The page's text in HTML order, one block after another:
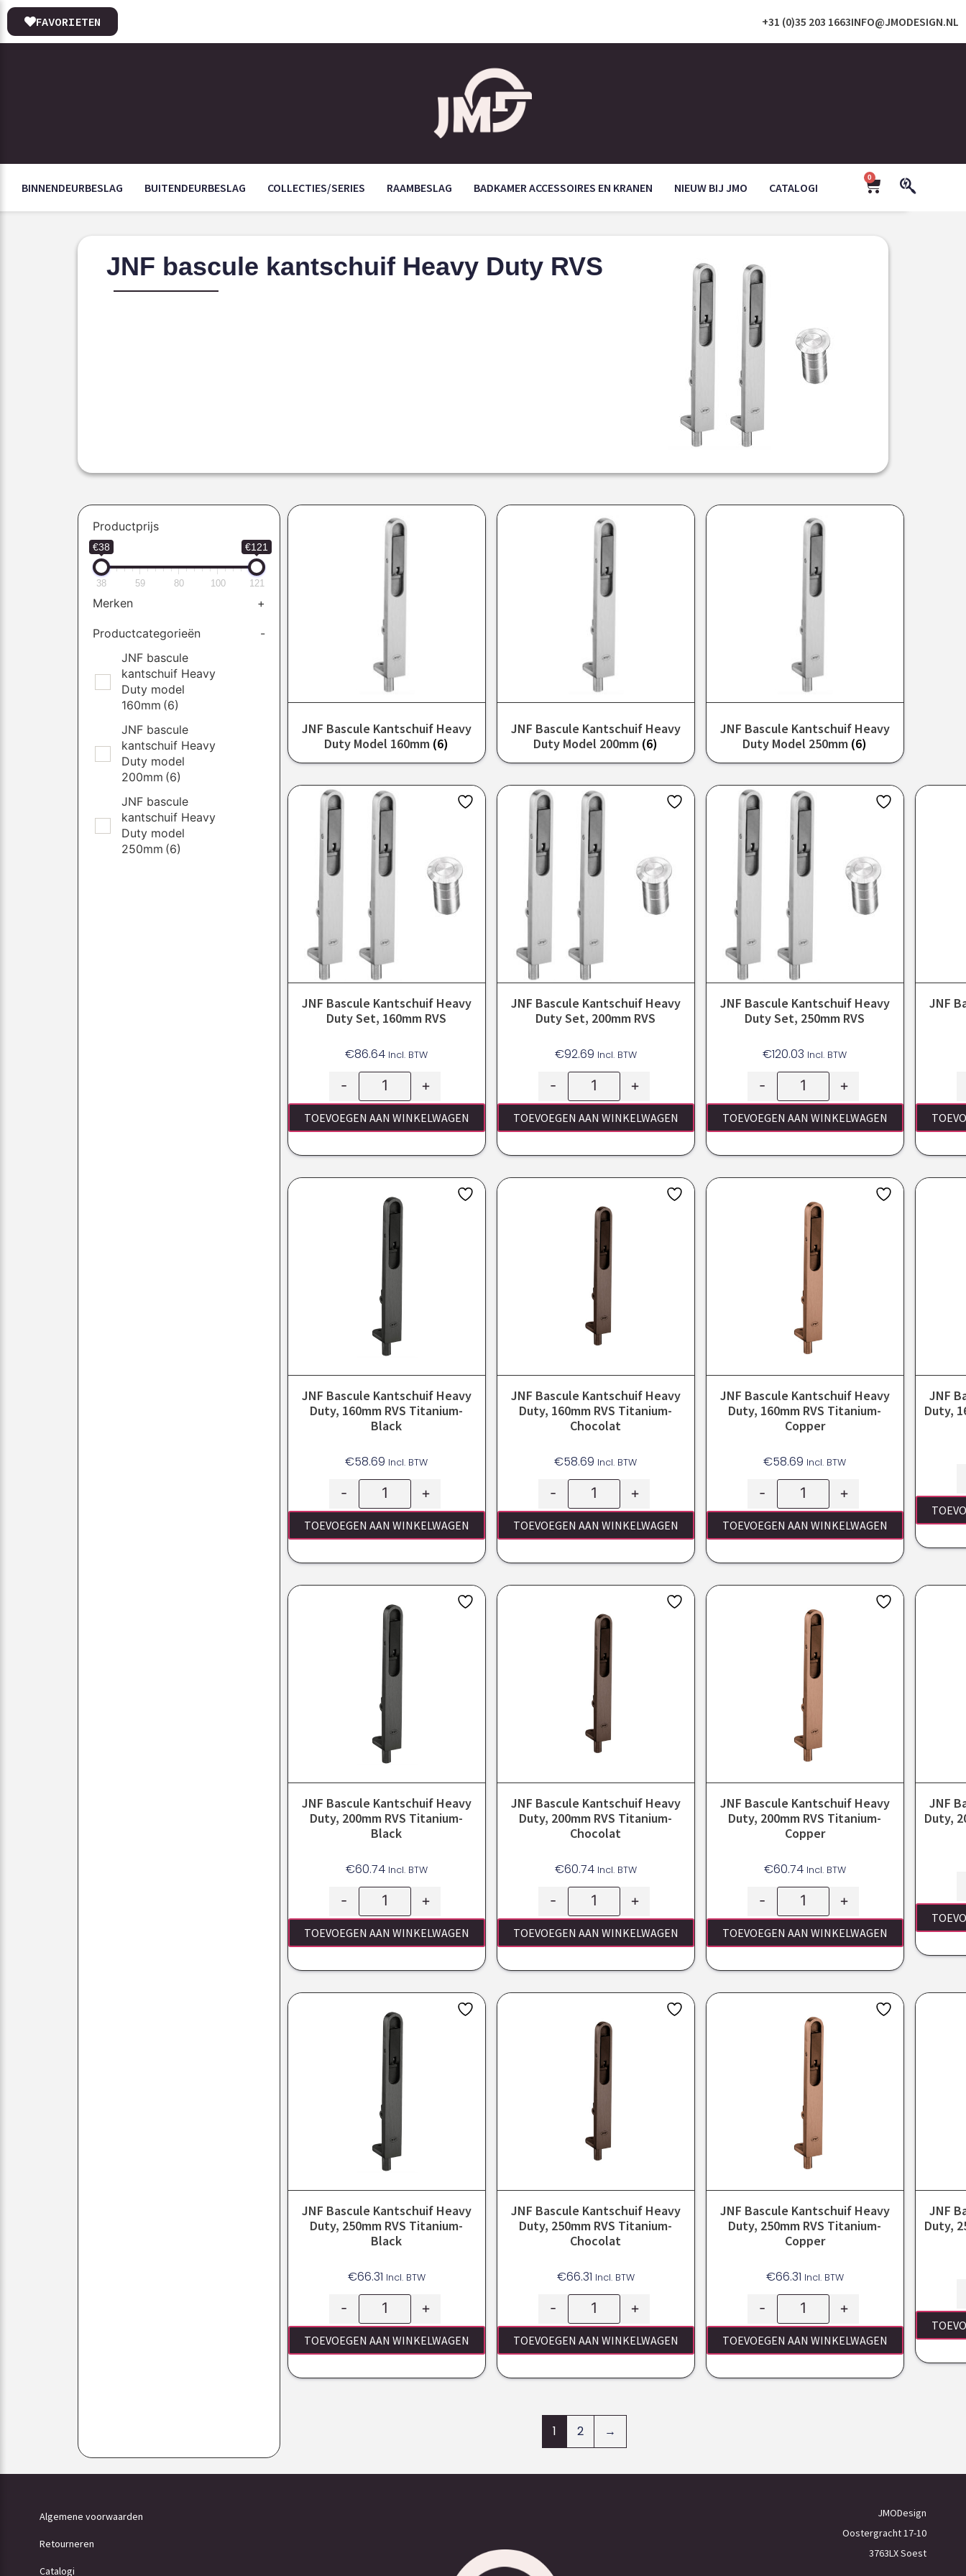
INFO@JMODESIGN.NL
+31 (0)35 203 1663
FAVORIETEN
BINNENDEURBESLAG BUITENDEURBESLAG COLLECTIES/SERIES RAAMBESLAG BADKAMER ACCESSOIRES EN KRANEN NIEUW BIJ JMO CATALOGI
0
JNF bascule kantschuif Heavy Duty RVS
Productprijs
€38 €121
38 59 80 100 121
Merken +
Productcategorieën
-
JNF bascule
kantschuif Heavy
Duty model
160mm (6)
JNF bascule
kantschuif Heavy
Duty model
200mm (6)
JNF bascule
kantschuif Heavy
Duty model
250mm (6)
JNF Bascule Kantschuif Heavy
Duty Model 160mm (6)
JNF Bascule Kantschuif Heavy
Duty Model 200mm (6)
JNF Bascule Kantschuif Heavy
Duty Model 250mm (6)
JNF Bascule Kantschuif Heavy
Duty Set, 160mm RVS
€86.64 Incl. BTW
- +
TOEVOEGEN AAN WINKELWAGEN
JNF Bascule Kantschuif Heavy
Duty Set, 200mm RVS
€92.69 Incl. BTW
- +
TOEVOEGEN AAN WINKELWAGEN
JNF Bascule Kantschuif Heavy
Duty Set, 250mm RVS
€120.03 Incl. BTW
- +
TOEVOEGEN AAN WINKELWAGEN
JNF
JNF Bascule Kantschuif Heavy
Duty, 160mm RVS Titanium-
Black
€58.69 Incl. BTW
- +
TOEVOEGEN AAN WINKELWAGEN
JNF Bascule Kantschuif Heavy
Duty, 160mm RVS Titanium-
Chocolat
€58.69 Incl. BTW
- +
TOEVOEGEN AAN WINKELWAGEN
JNF Bascule Kantschuif Heavy
Duty, 160mm RVS Titanium-
Copper
€58.69 Incl. BTW
- +
TOEVOEGEN AAN WINKELWAGEN
JNF
Duty,
JNF Bascule Kantschuif Heavy
Duty, 200mm RVS Titanium-
Black
€60.74 Incl. BTW
- +
TOEVOEGEN AAN WINKELWAGEN
JNF Bascule Kantschuif Heavy
Duty, 200mm RVS Titanium-
Chocolat
€60.74 Incl. BTW
- +
TOEVOEGEN AAN WINKELWAGEN
JNF Bascule Kantschuif Heavy
Duty, 200mm RVS Titanium-
Copper
€60.74 Incl. BTW
- +
TOEVOEGEN AAN WINKELWAGEN
JNF
Duty,
JNF Bascule Kantschuif Heavy
Duty, 250mm RVS Titanium-
Black
€66.31 Incl. BTW
- +
TOEVOEGEN AAN WINKELWAGEN
JNF Bascule Kantschuif Heavy
Duty, 250mm RVS Titanium-
Chocolat
€66.31 Incl. BTW
- +
TOEVOEGEN AAN WINKELWAGEN
JNF Bascule Kantschuif Heavy
Duty, 250mm RVS Titanium-
Copper
€66.31 Incl. BTW
- +
TOEVOEGEN AAN WINKELWAGEN
JNF
Duty,
1 2 →
Algemene voorwaarden
Retourneren
Catalogi
JMODesign
Oostergracht 17-10
3763LX Soest